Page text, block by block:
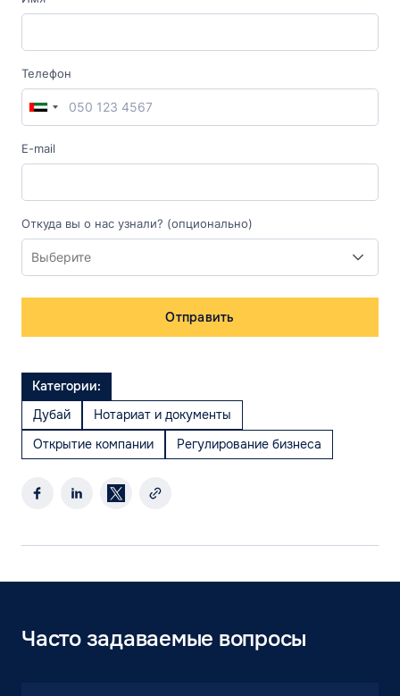
Телефон
E-mail
Откуда вы о нас узнали? (опционально)
Отправить
Категории:
Дубай
Нотариат и документы
Открытие компании
Регулирование бизнеса
Часто задаваемые вопросы